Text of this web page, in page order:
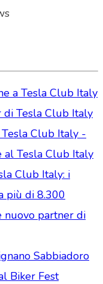
a Tesla Club Italy
di Tesla Club Italy
Club Italy -
al Tesla Club Italy
Club Italy: i
più di 8.300
nuovo partner di
Sabbiadoro
Biker Fest